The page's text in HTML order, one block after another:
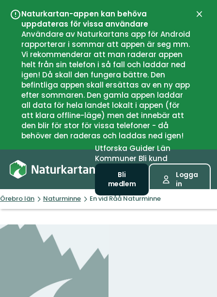
Naturkartan-appen kan behöva
uppdateras för vissa användare
Användare av Naturkartans app för Android
rapporterar i sommar att appen är seg mm.
Vi rekommenderar att man raderar appen
helt från sin telefon i så fall och laddar ned
igen! Då skall den fungera bättre. Den
befintliga appen skall ersättas av en ny app
efter sommaren. Den gamla appen laddar
all data för hela landet lokalt i appen (för
att klara offline-läge) men det innebär att
den blir för stor för vissa telefoner - då
behöver den raderas och laddas ned igen!
UtforskaGuiderLän
Kommuner Bli kund
Bli
medlem
Logga
in
Örebro län Naturminne En vid Råå Naturminne